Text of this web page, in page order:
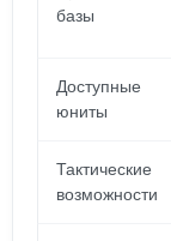
базы
Доступные
юниты
Тактические
возможности